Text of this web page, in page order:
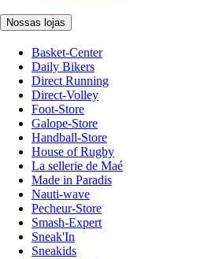
Nossas lojas
Basket-Center
Daily Bikers
Direct Running
Direct-Volley
Foot-Store
Galope-Store
Handball-Store
House of Rugby
La sellerie de Maé
Made in Paradis
Nauti-wave
Pecheur-Store
Smash-Expert
Sneak'In
Sneakids